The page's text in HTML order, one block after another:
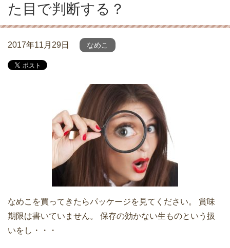
た目で判断する？
2017年11月29日 なめこ
なめこを買ってきたらパッケージを見てください。 賞味
期限は書いていません。 保存の効かない生ものという扱
いをし・・・